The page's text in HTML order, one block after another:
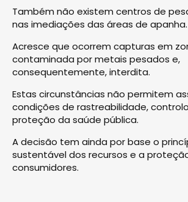
Também não existem centros de
nas imediações das áreas de apanha.
Acresce que ocorrem capturas em
contaminada por metais pesados e,
consequentemente, interdita.
Estas circunstâncias não permitem
condições de rastreabilidade,
proteção da saúde pública.
A decisão tem ainda por base o
sustentável dos recursos e a
consumidores.